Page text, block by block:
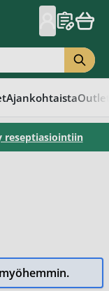
Ajankohtaista
reseptiasiointiin